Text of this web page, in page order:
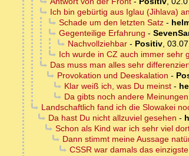
Ich bin gebürtig aus Iglau (Jihlava)
Schade um den letzten Satz-
Gegenteilige Erfahrung -
Nachvollziehbar- Positiv,
Ich wurde in CZ auch immer sehr
Das muss man alles sehr
Provokation und Deeskalation -
Klar weiß ich, was Du meinst-
Da gibts noch andere
Landschaftlich fand ich die Slowakei
Da hast Du nicht allzuviel gesehen -
Schon als Kind war ich sehr viel
Dann stimmt meine Aussage
CSSR war damals das